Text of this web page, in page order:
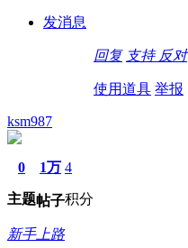
发消息
回复 支持 反对
使用道具 举报
ksm987
0
主题
1万
帖子
4
积分
新手上路